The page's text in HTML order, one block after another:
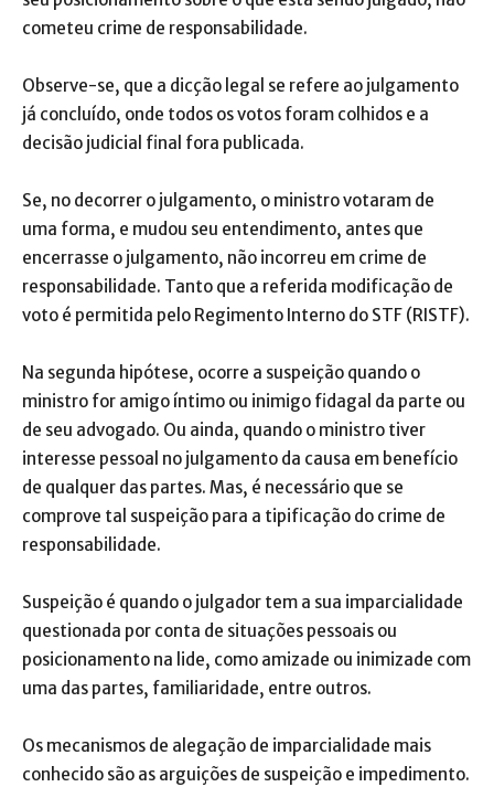
cometeu crime de responsabilidade.
Observe-se, que a dicção legal se refere ao julgamento
já concluído, onde todos os votos foram colhidos e a
decisão judicial final fora publicada.
Se, no decorrer o julgamento, o ministro votaram de
uma forma, e mudou seu entendimento, antes que
encerrasse o julgamento, não incorreu em crime de
responsabilidade. Tanto que a referida modificação de
voto é permitida pelo Regimento Interno do STF (RISTF).
Na segunda hipótese, ocorre a suspeição quando o
ministro for amigo íntimo ou inimigo fidagal da parte ou
de seu advogado. Ou ainda, quando o ministro tiver
interesse pessoal no julgamento da causa em benefício
de qualquer das partes. Mas, é necessário que se
comprove tal suspeição para a tipificação do crime de
responsabilidade.
Suspeição é quando o julgador tem a sua imparcialidade
questionada por conta de situações pessoais ou
posicionamento na lide, como amizade ou inimizade com
uma das partes, familiaridade, entre outros.
Os mecanismos de alegação de imparcialidade mais
conhecido são as arguições de suspeição e impedimento.